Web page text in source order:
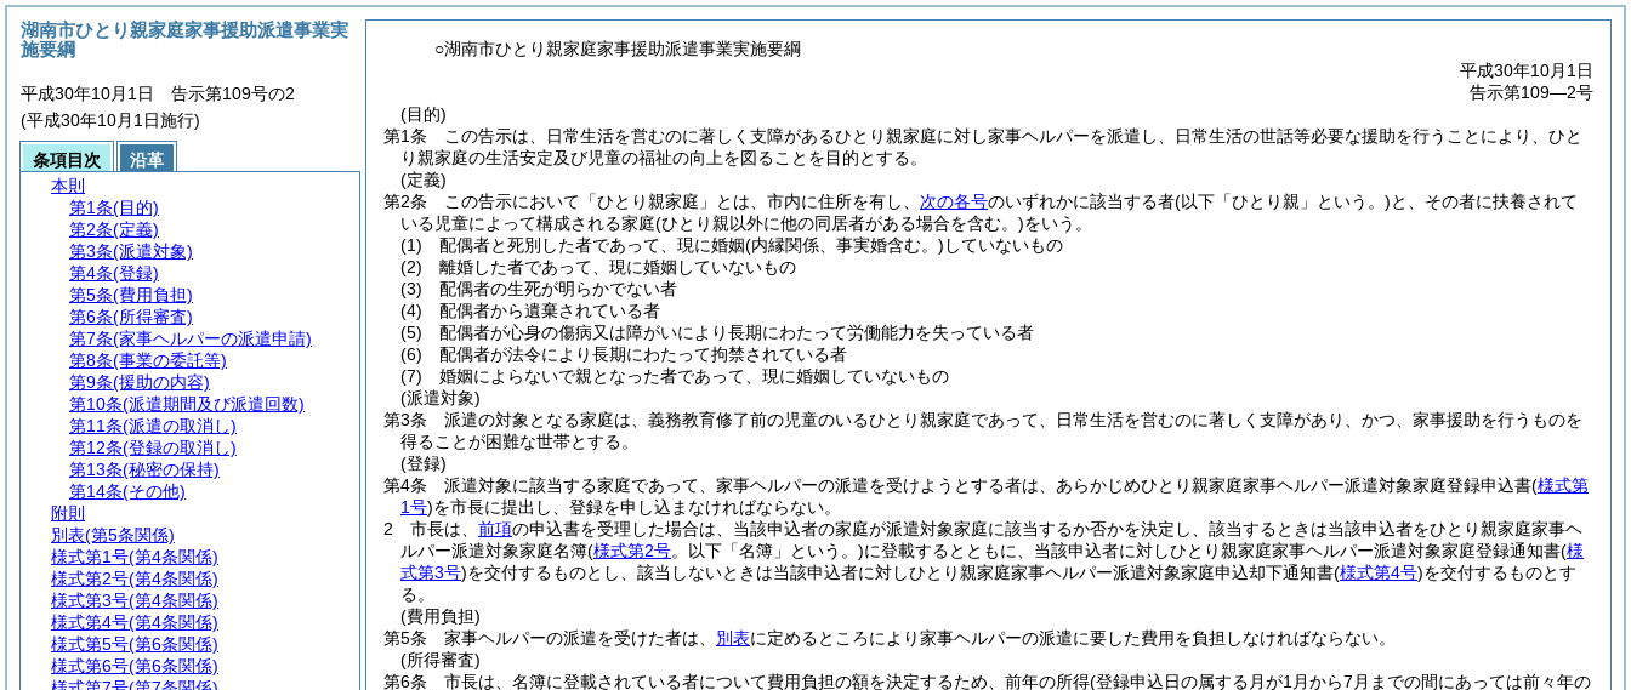
○湖南市ひとり親家庭家事援助派遣事業実施要綱
平成30年10月1日
告示第109―2号
(目的)
第1条
この告示は、日常生活を営むのに著しく支障があるひとり親家庭に対し家事ヘルパーを派遣し、日常生活の世話等必要な援助を行うことにより、ひと
り親家庭の生活安定及び児童の福祉の向上を図ることを目的とする。
(定義)
第2条
この告示において「ひとり親家庭」とは、市内に住所を有し、 次の各号のいずれかに該当する者(以下「ひとり親」という。)と、その者に扶養されて
いる児童によって構成される家庭(ひとり親以外に他の同居者がある場合を含む。)をいう。
(1)
配偶者と死別した者であって、現に婚姻(内縁関係、事実婚含む。) していないもの
(2)
離婚した者であって、現に婚姻していないもの
(3)
配偶者の生死が明らかでない者
(4)
配偶者から遺棄されている者
(5)
配偶者が心身の傷病又は障がいにより長期にわたって労働能力を失っている者
(6)
配偶者が法令により長期にわたって拘禁されている者
(7)
婚姻によらないで親となった者であって、現に婚姻していないもの
(派遣対象)
第3条
派遣の対象となる家庭は、義務教育修了前の児童のいるひとり親家庭であって、日常生活を営むのに著しく支障があり、かつ、家事援助を行うものを
得ることが困難な世帯とする。
(登録)
第4条
派遣対象に該当する家庭であって、家事ヘルパーの派遣を受けようとする者は、あらかじめひとり親家庭家事ヘルパー派遣対象家庭登録申込書(様式第
1号)を市長に提出し、登録を申し込まなければならない。
2
市長は、 前項の申込書を受理した場合は、当該申込者の家庭が派遣対象家庭に該当するか否かを決定し、該当するときは当該申込者をひとり親家庭家事ヘ
ルパー派遣対象家庭名簿(様式第2号。以下「名簿」という。)に登載するとともに、当該申込者に対しひとり親家庭家事ヘルパー派遣対象家庭登録通知書(様
式第3号)を交付するものとし、該当しないときは当該申込者に対しひとり親家庭家事ヘルパー派遣対象家庭申込却下通知書(様式第4号)を交付するものとす
る。
(費用負担)
第5条
家事ヘルパーの派遣を受けた者は、 別表に定めるところにより家事ヘルパーの派遣に要した費用を負担しなければならない。
(所得審査)
第6条
市長は、名簿に登載されている者について費用負担の額を決定するため、前年の所得(登録申込日の属する月が1月から7月までの間にあっては前々年の
湖南市ひとり親家庭家事援助派遣事業実
施要綱
平成30年10月1日 告示第109号の2
(平成30年10月1日施行)
条項目次
沿革
本則
第1条(目的)
第2条(定義)
第3条(派遣対象)
第4条(登録)
第5条(費用負担)
第6条(所得審査)
第7条(家事ヘルパーの派遣申請)
第8条(事業の委託等)
第9条(援助の内容)
第10条(派遣期間及び派遣回数)
第11条(派遣の取消し)
第12条(登録の取消し)
第13条(秘密の保持)
第14条(その他)
附則
別表(第5条関係)
様式第1号(第4条関係)
様式第2号(第4条関係)
様式第3号(第4条関係)
様式第4号(第4条関係)
様式第5号(第6条関係)
様式第6号(第6条関係)